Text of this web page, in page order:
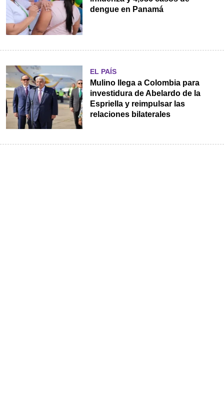
dengue en Panamá
EL PAÍS
Mulino llega a Colombia para
investidura de Abelardo de la
Espriella y reimpulsar las
relaciones bilaterales